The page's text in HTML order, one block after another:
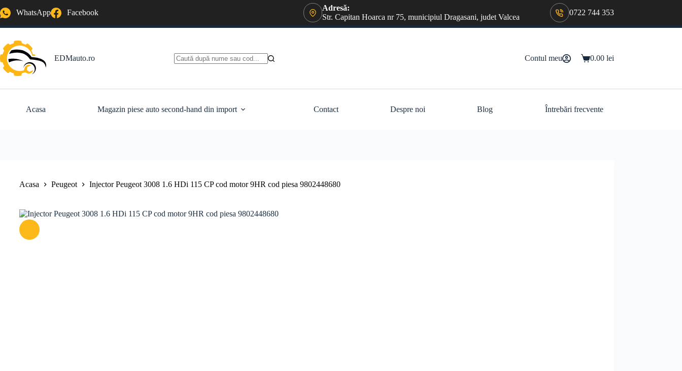
la
WhatsApp Facebook
Adresă:
Str. Capitan Hoarca nr 75, municipiul Dragasani, judet Valcea
0722 744 353
EDMauto.ro
Contul meu
Coș0.00 lei
Acasa Magazin piese auto second-hand din import Contact Despre noi Blog Întrebări frecvente
Acasa Peugeot Injector Peugeot 3008 1.6 HDi 115 CP cod motor 9HR cod piesa 9802448680